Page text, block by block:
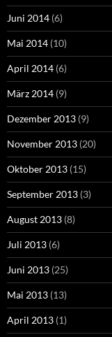
Juni 2014 (6)
Mai 2014 (10)
April 2014 (6)
März 2014 (9)
Dezember 2013 (9)
November 2013 (20)
Oktober 2013 (15)
September 2013 (3)
August 2013 (8)
Juli 2013 (6)
Juni 2013 (25)
Mai 2013 (13)
April 2013 (1)